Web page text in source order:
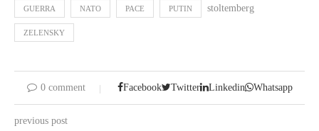
GUERRA NATO PACE PUTIN stoltemberg
ZELENSKY
0 comment Facebook Twitter Linkedin Whatsapp
previous post